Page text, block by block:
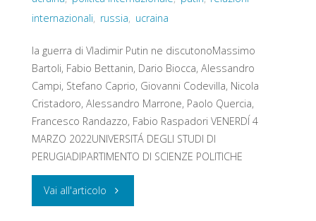
internazionali, russia, ucraina
la guerra di Vladimir Putin ne discutonoMassimo
Bartoli, Fabio Bettanin, Dario Biocca, Alessandro
Campi, Stefano Caprio, Giovanni Codevilla, Nicola
Cristadoro, Alessandro Marrone, Paolo Quercia,
Francesco Randazzo, Fabio Raspadori VENERDĺ 4
MARZO 2022UNIVERSITÁ DEGLI STUDI DI
PERUGIADIPARTIMENTO DI SCIENZE POLITICHE
Vai all'articolo "ATTACCO